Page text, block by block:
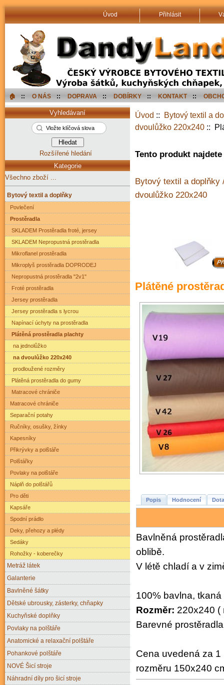
Úvod Přihlásit
🏠︎ :: O NÁS :: DOPRAVA :: DOBÍRKY :: KONTAKT ::
Úvod :: Bytový textil a
dvoulůžko 220x240 ::
Tento produkt
Bytový textil a doplňky
dvoulůžko 220x240
Plátěné
Popis Hodnocení
Bavlněná
oblibě.
V létě chladí a v
100% bavlna,
Rozměr: 220x240 (
Barevné
Cena uvedená za
rozměru 150x240
Vyhledávaní
Rozšířené hledání
Kategorie
Všechno zboží ...
Bytový textil a doplňky
Povlečení
Prostěradla
SKLADEM Prostěradla froté, jersey
SKLADEM Nepropustná prostěradla
Mikroflanel prostěradla
Mikroplyš prostěradla DOPRODEJ
Nepropustná prostěradla "2v1"
Froté prostěradla
Jersey prostěradla
Jersey prostěradla s lycrou
Napínací úchyty na prostěradla
Plátěná prostěradla plachty
na jednolůžko
na dvoulůžko 220x240
prodloužené rozměry
Plátěná prostěradla do gumy
Matracové chrániče
Matracové chrániče
Separační potahy
Ručníky, osušky, žínky
Kapesníky
Přikrývky a polštáře
Polštářky
Povlaky na polštáře
Náplň do polštářů
Pro děti
Kapsáře
Spodní prádlo
Deky, přehozy a plédy
Sedáky
Rohožky - koberečky
Metráž látek
Galanterie
Bavlněné šátky
Dětské ubrousky, zásterky, chňapky
Kuchyňské doplňky
Povlaky na polštáře
Anatomické a relaxační polštáře
Pohankové polštáře
NOVÉ Šicí stroje
Náhradní díly pro šicí stroje